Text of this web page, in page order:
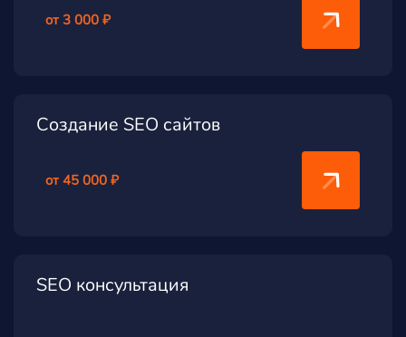
от 3 000 ₽
Создание SEO сайтов
от 45 000 ₽
SEO консультация